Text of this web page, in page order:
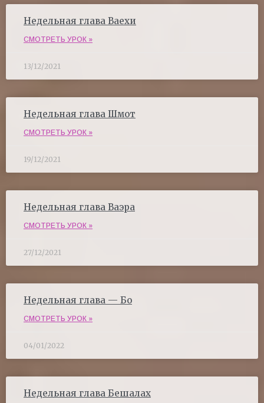
Недельная глава Ваехи
СМОТРЕТЬ УРОК »
13/12/2021
Недельная глава Шмот
СМОТРЕТЬ УРОК »
19/12/2021
Недельная глава Ваэра
СМОТРЕТЬ УРОК »
27/12/2021
Недельная глава — Бо
СМОТРЕТЬ УРОК »
04/01/2022
Недельная глава Бешалах